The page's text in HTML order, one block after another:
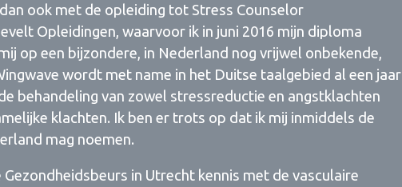
ook met de opleiding tot Stress Counselor
Opleidingen, waarvoor ik in juni 2016 mijn diploma
op een bijzondere, in Nederland nog vrijwel onbekende,
wordt met name in het Duitse taalgebied al een jaar
behandeling van zowel stressreductie en angstklachten
klachten. Ik ben er trots op dat ik mij inmiddels de
mag noemen.
in Utrecht kennis met de vasculaire